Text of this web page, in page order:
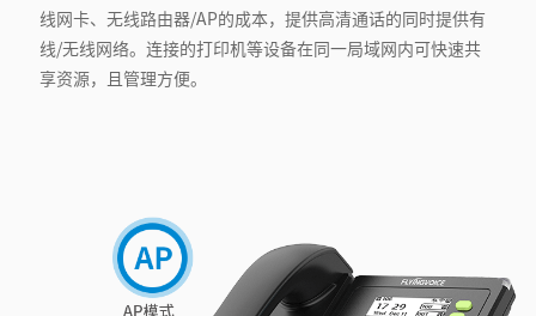
线网卡、无线路由器/AP的成本，提供高清通话的同时提供有
线/无线网络。连接的打印机等设备在同一局域网内可快速共
享资源，且管理方便。